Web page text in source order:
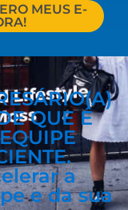
MEUS E-
QUE É
a
e da sua